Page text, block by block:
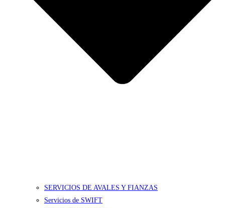
SERVICIOS DE AVALES Y FIANZAS
Servicios de SWIFT